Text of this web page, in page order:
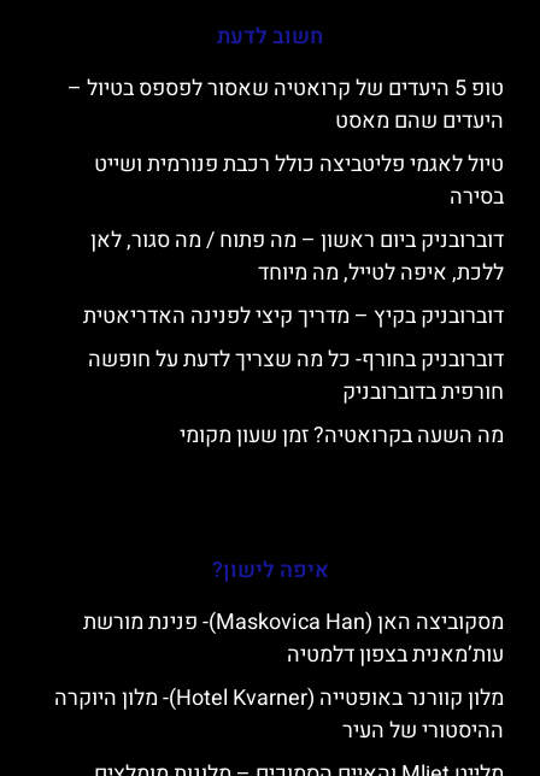
חשוב לדעת
טופ 5 היעדים של קרואטיה שאסור לפספס בטיול –
היעדים שהם מאסט
טיול לאגמי פליטביצה כולל רכבת פנורמית ושייט
בסירה
דוברובניק ביום ראשון – מה פתוח / מה סגור, לאן
ללכת, איפה לטייל, מה מיוחד
דוברובניק בקיץ – מדריך קיצי לפנינה האדריאטית
דוברובניק בחורף- כל מה שצריך לדעת על חופשה
חורפית בדוברובניק
מה השעה בקרואטיה? זמן שעון מקומי
איפה לישון?
מסקוביצה האן (Maskovica Han)- פנינת מורשת
עות’מאנית בצפון דלמטיה
מלון קוורנר באופטייה (Hotel Kvarner)- מלון היוקרה
ההיסטורי של העיר